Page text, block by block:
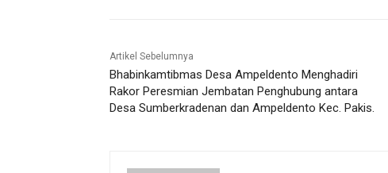
Artikel Sebelumnya
Bhabinkamtibmas Desa Ampeldento Menghadiri
Rakor Peresmian Jembatan Penghubung antara
Desa Sumberkradenan dan Ampeldento Kec. Pakis.